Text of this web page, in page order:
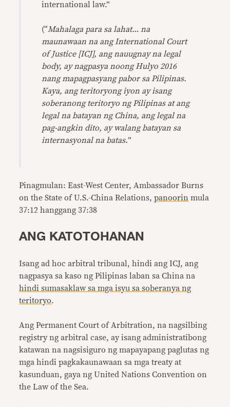
international law.”
(“Mahalaga para sa lahat… na
maunawaan na ang International Court
of Justice [ICJ], ang nauugnay na legal
body, ay nagpasya noong Hulyo 2016
nang mapagpasyang pabor sa Pilipinas.
Kaya, ang teritoryong iyon ay isang
soberanong teritoryo ng Pilipinas at ang
legal na batayan ng China, ang legal na
pag-angkin dito, ay walang batayan sa
internasyonal na batas.”
Pinagmulan: East-West Center, Ambassador Burns
on the State of U.S.-China Relations,panoorin mula
37:12 hanggang 37:38
ANG KATOTOHANAN
Isang ad hoc arbitral tribunal, hindi ang ICJ, ang
nagpasya sa kaso ng Pilipinas laban sa China na
hindi sumasaklaw sa mga isyu sa soberanya ng
teritoryo.
Ang Permanent Court of Arbitration, na nagsilbing
registry ng arbitral case, ay isang administratibong
katawan na nagsisiguro ng mapayapang paglutas ng
mga hindi pagkakaunawaan sa mga treaty at
kasunduan, gaya ng United Nations Convention on
the Law of the Sea.